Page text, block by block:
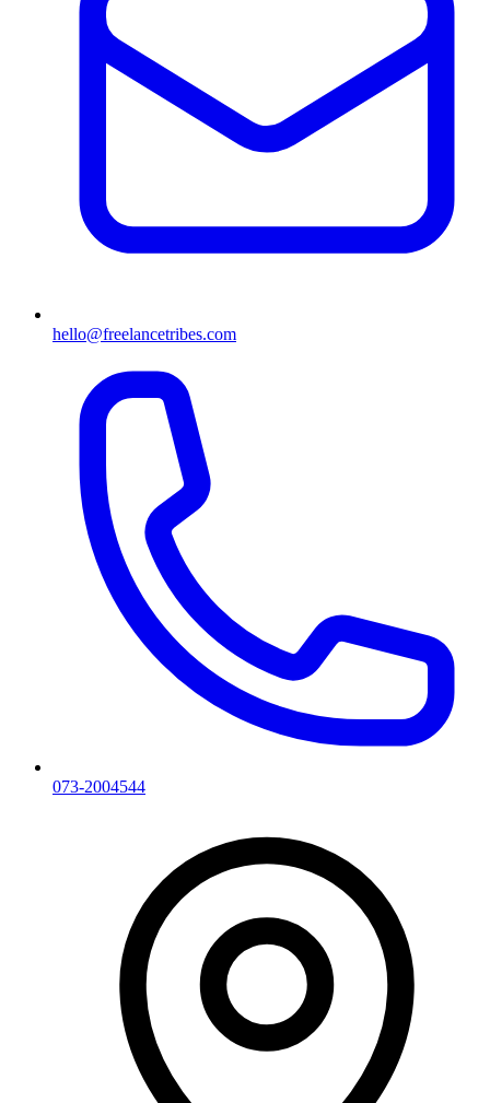
hello@freelancetribes.com
073-2004544